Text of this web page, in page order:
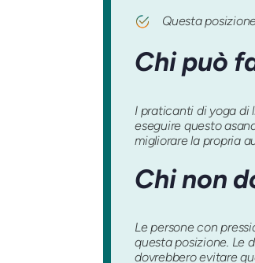
Questa
Chi può
I praticanti di yoga di
eseguire questo
migliorare la propria
Chi non
Le persone con
questa posizione. Le
dovrebbero evitare